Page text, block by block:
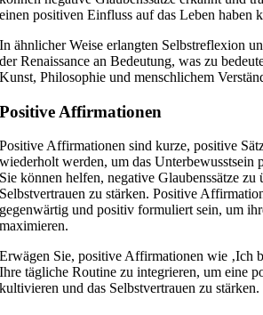
einen positiven Einfluss auf das Leben haben
In ähnlicher Weise erlangten Selbstreflexion
der Renaissance an Bedeutung, was zu
Kunst, Philosophie und menschlichem
Positive Affirmationen
Positive Affirmationen sind kurze, positive
wiederholt werden, um das Unterbewusstsein
Sie können helfen, negative Glaubenssätze zu
Selbstvertrauen zu stärken. Positive
gegenwärtig und positiv formuliert sein, um
maximieren.
Erwägen Sie, positive Affirmationen wie ‚Ich
Ihre tägliche Routine zu integrieren, um eine
kultivieren und das Selbstvertrauen zu stärken.